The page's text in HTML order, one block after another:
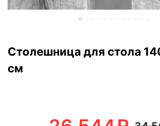
Столешница для стола
см